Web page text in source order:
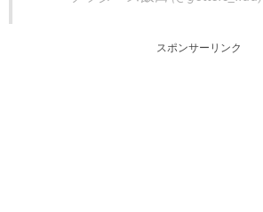
スポンサーリンク